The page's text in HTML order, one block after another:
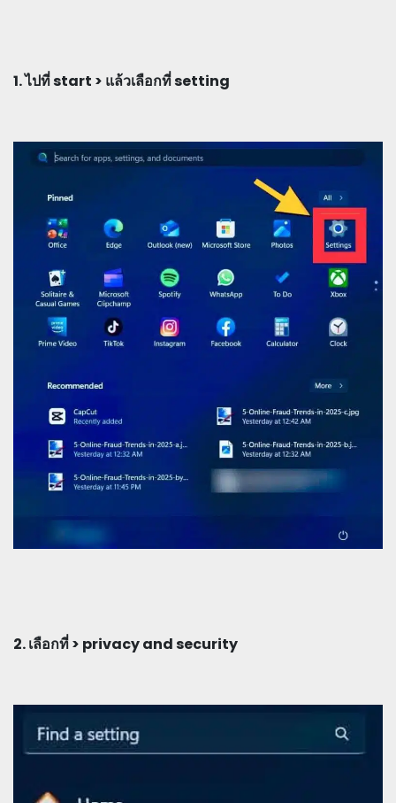
1. ไปที่ start > แล้วเลือกที่ setting
2. เลือกที่ > privacy and security